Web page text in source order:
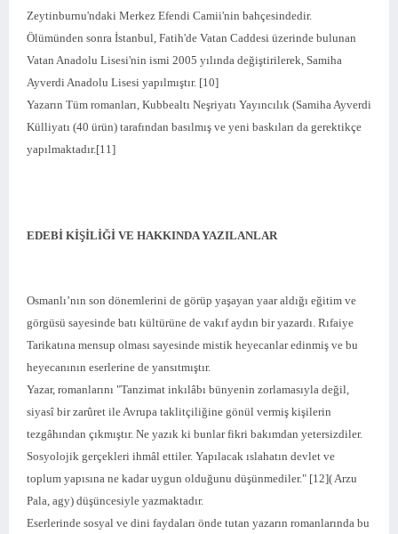
Zeytinburnu'ndaki Merkez Efendi Camii'nin bahçesindedir.
Ölümünden sonra İstanbul, Fatih'de Vatan Caddesi üzerinde bulunan
Vatan Anadolu Lisesi'nin ismi 2005 yılında değiştirilerek, Samiha
Ayverdi Anadolu Lisesi yapılmıştır. [10]
Yazarın Tüm romanları, Kubbealtı Neşriyatı Yayıncılık (Samiha Ayverdi
Külliyatı (40 ürün) tarafından basılmış ve yeni baskıları da gerektikçe
yapılmaktadır.[11]
EDEBİ KİŞİLİĞİ VE HAKKINDA YAZILANLAR
Osmanlı’nın son dönemlerini de görüp yaşayan yaar aldığı eğitim ve
görgüsü sayesinde batı kültürüne de vakıf aydın bir yazardı. Rıfaiye
Tarikatına mensup olması sayesinde mistik heyecanlar edinmiş ve bu
heyecanının eserlerine de yansıtmıştır.
Yazar, romanlarını "Tanzimat inkılâbı bünyenin zorlamasıyla değil,
siyasî bir zarûret ile Avrupa taklitçiliğine gönül vermiş kişilerin
tezgâhından çıkmıştır. Ne yazık ki bunlar fikri bakımdan yetersizdiler.
Sosyolojik gerçekleri ihmâl ettiler. Yapılacak ıslahatın devlet ve
toplum yapısına ne kadar uygun olduğunu düşünmediler." [12]( Arzu
Pala, agy) düşüncesiyle yazmaktadır.
Eserlerinde sosyal ve dini faydaları önde tutan yazarın romanlarında bu